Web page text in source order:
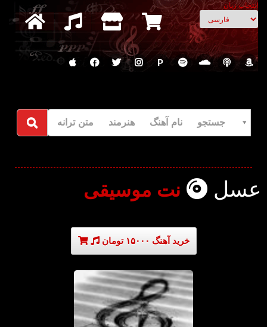
انتخاب زبان
P
جستجو نام آهنگ هنرمند متن ترانه
عسل نت موسیقی
خرید آهنگ ۱۵۰۰۰ تومان